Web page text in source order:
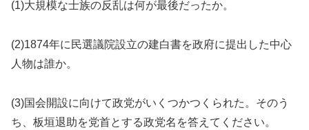
(1)大規模な士族の反乱は何が最後だったか。
(2)1874年に民選議院設立の建白書を政府に提出した中心
人物は誰か。
(3)国会開設に向けて政党がいくつかつくられた。そのう
ち、板垣退助を党首とする政党名を答えてください。